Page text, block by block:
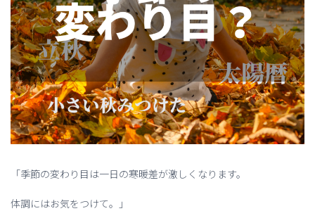
「季節の変わり目は一日の寒暖差が激しくなります。
体調にはお気をつけて。」